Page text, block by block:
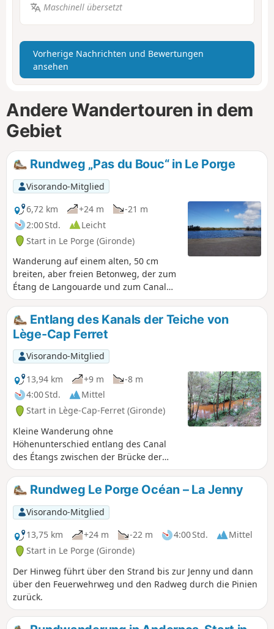
Maschinell übersetzt
Vorherige Nachrichten und Bewertungen
ansehen
Andere Wandertouren in dem
Gebiet
Rundweg „Pas du Bouc“ in Le Porge
Visorando-Mitglied
6,72 km
+24 m
-21 m
2:00 Std.
Leicht
Start in Le Porge (Gironde)
Wanderung auf einem alten, 50 cm
breiten, aber freien Betonweg, der zum
Étang de Langouarde und zum Canal
des Étangs führt. Auf dem Rückweg gibt
es je nach Wasserstand des Kanals
mehrere Möglichkeiten, zum Parkplatz
zu gelangen, da sich durch den Bau der
neuen Schleuse ein sumpfiges Gebiet
gebildet hat.
Entlang des Kanals der Teiche von
Lège-Cap Ferret
Visorando-Mitglied
13,94 km
+9 m
-8 m
4:00 Std.
Mittel
Start in Lège-Cap-Ferret (Gironde)
Kleine Wanderung ohne
Höhenunterschied entlang des Canal
des Étangs zwischen der Brücke der
D106E5 und der Brücke Pas du Bouc.
Auf diesem Abschnitt sieht der Kanal
aus wie ein kleiner Fluss voller Charme
und Wildheit, eine Art Miniatur-
Amazonas, dessen Wasser
orangefarben schimmert. Nördlich des
Pas du Bouc ist es noch ein Kanal,
während er südlich der D106E5 den
Namen Courant de Lège annimmt und
sich darauf vorbereitet, in die
Salzwiesen des Bassin d'Arcachon zu
münden.
Rundweg Le Porge Océan – La Jenny
Visorando-Mitglied
13,75 km
+24 m -22 m 4:00 Std.
Mittel
Start in Le Porge (Gironde)
Der Hinweg führt über den Strand bis zur Jenny und dann
über den Feuerwehrweg und den Radweg durch die Pinien
zurück.